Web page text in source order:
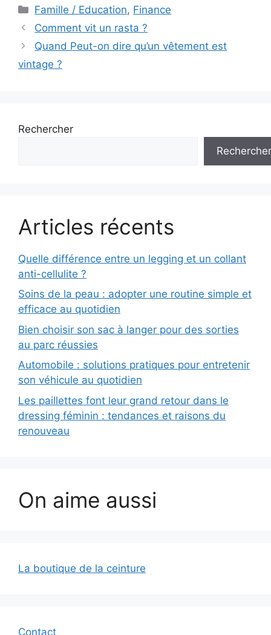
Catégories
Famille / Education, Finance
Navigation
des
Comment vit un rasta ?
Quand Peut-on dire qu’un vêtement est
vintage ?
Rechercher
Rechercher
Articles récents
Quelle différence entre un legging et un collant
anti-cellulite ?
Soins de la peau : adopter une routine simple et
efficace au quotidien
Bien choisir son sac à langer pour des sorties
au parc réussies
Automobile : solutions pratiques pour entretenir
son véhicule au quotidien
Les paillettes font leur grand retour dans le
dressing féminin : tendances et raisons du
renouveau
On aime aussi
La boutique de la ceinture
Contact